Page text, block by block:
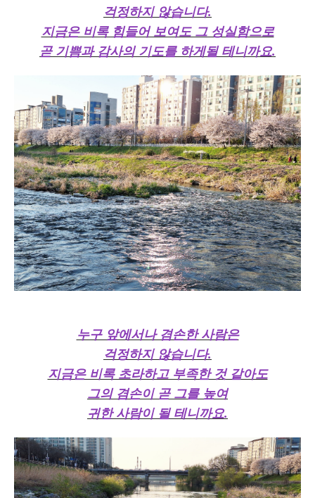
걱정하지 않습니다.
지금은 비록 힘들어 보여도 그 성실함으로
곧 기쁨과 감사의 기도를 하게될 테니까요.
누구 앞에서나 겸손한 사람은
걱정하지 않습니다.
지금은 비록 초라하고 부족한 것 같아도
그의 겸손이 곧 그를 높여
귀한 사람이 될 테니까요.